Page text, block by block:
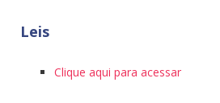
Leis
Clique aqui para acessar